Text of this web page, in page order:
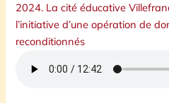
2024. La cité éducative
l’initiative d’une opération de
reconditionnés